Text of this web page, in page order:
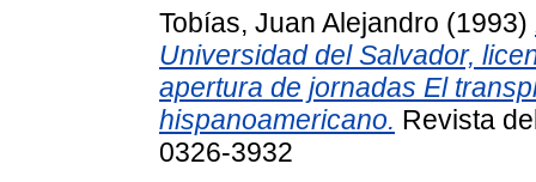
Tobías, Juan Alejandro (1993)
Universidad del Salvador,
apertura de jornadas El
hispanoamericano. Revista
0326-3932